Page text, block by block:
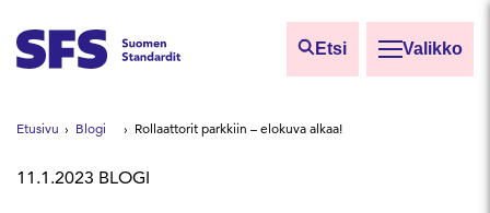
Etsi Valikko
Etsi sivuilta
Hae hakutermillä
Etusivu Blogi Rollaattorit parkkiin – elokuva alkaa!
11.1.2023 BLOGI